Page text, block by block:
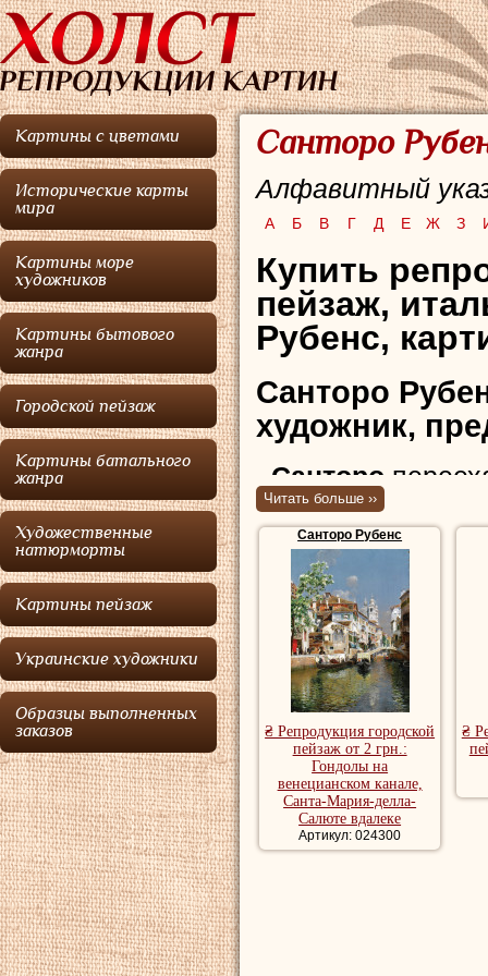
Картины с цветами
Исторические карты
мира
Картины море
художников
Картины бытового
жанра
Городской пейзаж
Картины батального
жанра
Художественные
натюрморты
Картины пейзаж
Украинские художники
Образцы выполненных
заказов
Санторо
Алфавитный
А Б В Г Д Е Ж З
Купить
пейзаж,
Рубенс,
Санторо
художник,
Санторо
литературу, но
кратко
учиться. Его
картина
принял его
Сантороначал
художник
места
Стабия,
долгих поездок
себя, играя на
Читать больше ››
Санторо Рубенс
₴ Репродукция городской
пейзаж от 2 грн.:
Гондолы на
венецианском канале,
Санта-Мария-делла-
Салюте вдалеке
Артикул: 024300
₴